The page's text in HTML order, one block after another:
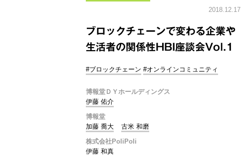
2018.12.17
ブロックチェーンで変わる企業や
生活者の関係性HBI座談会Vol.1
#ブロックチェーン #オンラインコミュニティ
博報堂ＤＹホールディングス
伊藤 佑介
博報堂
加藤 喬大
古米 和磨
株式会社PoliPoli
伊藤 和真